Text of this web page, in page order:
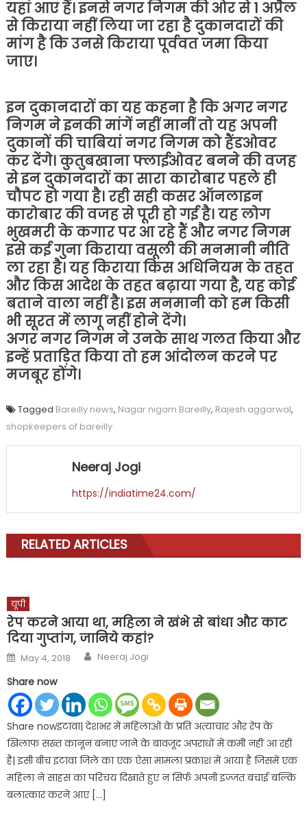
यहां आए हैं। इनसे नगर निगम की ओर से 1 अप्रैल
से किराया नहीं लिया जा रहा है दुकानदारों की
मांग है कि उनसे किराया पूर्ववत जमा किया
जाए।
इन दुकानदारों का यह कहना है कि अगर नगर
निगम ने इनकी मांगें नहीं मानीं तो यह अपनी
दुकानों की चाबियां नगर निगम को हैंडओवर
कर देंगे। कुतुबखाना फ्लाईओवर बनने की वजह
से इन दुकानदारों का सारा कारोबार पहले ही
चौपट हो गया है। रही सही कसर ऑनलाइन
कारोबार की वजह से पूरी हो गई है। यह लोग
भुखमरी के कगार पर आ रहे हैं और नगर निगम
इसे कई गुना किराया वसूली की मनमानी नीति
ला रहा है। यह किराया किस अधिनियम के तहत
और किस आदेश के तहत बढ़ाया गया है, यह कोई
बताने वाला नहीं है। इस मनमानी को हम किसी
भी सूरत में लागू नहीं होने देंगे।
अगर नगर निगम ने उनके साथ गलत किया और
इन्हें प्रताड़ित किया तो हम आंदोलन करने पर
मजबूर होंगे।
Tagged Bareilly news, Nagar nigam Bareilly, Rajesh aggarwal,
shopkeepers of bareilly
Neeraj Jogi
https://indiatime24.com/
RELATED ARTICLES
यूपी
रेप करने आया था, महिला ने खंभे से बांधा और काट
दिया गुप्तांग, जानिये कहां?
Posted
on
May 4, 2018 Author
Neeraj Jogi
Share now
Share nowइटावा| देशभर में महिलाओं के प्रति अत्याचार और रेप के
खिलाफ सख्त कानून बनाए जाने के बावजूद अपराधों में कमी नहीं आ रही
है| इसी बीच इटावा जिले का एक ऐसा मामला प्रकाश में आया है जिसमें एक
महिला ने साहस का परिचय दिखाते हुए न सिर्फ अपनी इज्जत बचाई बल्कि
बलात्कार करने आए […]